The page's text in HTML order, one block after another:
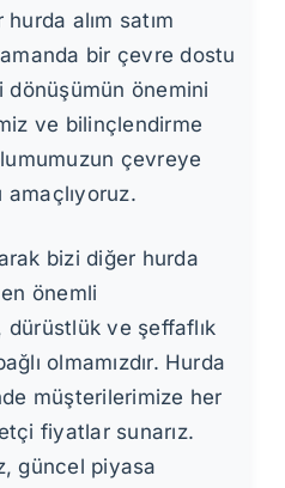
alım satım
bir çevre dostu
dönüşümün önemini
ve bilinçlendirme
çevreye
amaçlıyoruz.
bizi diğer hurda
önemli
ve şeffaflık
olmamızdır. Hurda
müşterilerimize her
fiyatlar sunarız.
güncel piyasa